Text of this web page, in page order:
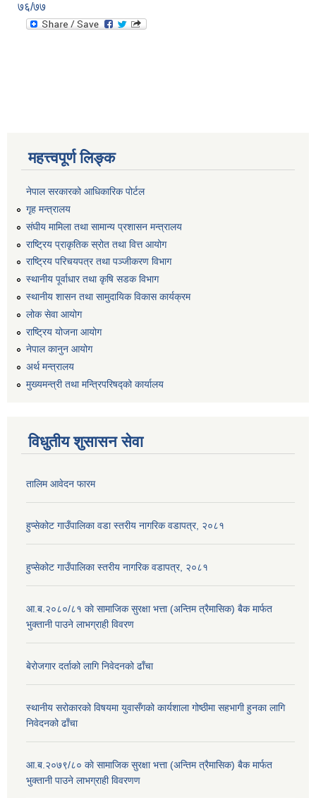
७६/७७
महत्त्वपूर्ण लिङ्क
नेपाल सरकारको आधिकारिक पोर्टल
गृह मन्त्रालय
संघीय मामिला तथा सामान्य प्रशासन मन्त्रालय
राष्ट्रिय प्राकृतिक स्रोत तथा वित्त आयोग
राष्ट्रिय परिचयपत्र तथा पञ्जीकरण विभाग
स्थानीय पूर्वाधार तथा कृषि सडक विभाग
स्थानीय शासन तथा सामुदायिक विकास कार्यक्रम
लोक सेवा आयोग
राष्ट्रिय योजना आयोग
नेपाल कानुन आयोग
अर्थ मन्त्रालय
मुख्यमन्त्री तथा मन्त्रिपरिषद्को कार्यालय
विधुतीय शुसासन सेवा
तालिम आवेदन फारम
हुप्सेकोट गाउँपालिका वडा स्तरीय नागरिक वडापत्र, २०८१
हुप्सेकोट गाउँपालिका स्तरीय नागरिक वडापत्र, २०८१
आ.ब.२०८०/८१ काे सामाजिक सुरक्षा भत्ता (अन्तिम त्रैमासिक) बैक मार्फत
भुक्तानी पाउने लाभग्राही विवरण
बेरोजगार दर्ताको लागि निवेदनको ढाँचा
स्थानीय सरोकारको विषयमा युवासँगको कार्यशाला गोष्ठीमा सहभागी हुनका लागि
निवेदनको ढाँचा
आ.ब.२०७९/८० काे सामाजिक सुरक्षा भत्ता (अन्तिम त्रैमासिक) बैक मार्फत
भुक्तानी पाउने लाभग्राही विवरणण